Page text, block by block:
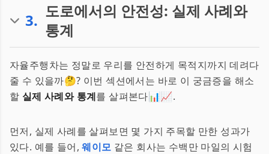
3. 도로에서의 안전성: 실제 사례와
통계
자율주행차는 정말로 우리를 안전하게 목적지까지 데려다
줄 수 있을까🤔? 이번 섹션에서는 바로 이 궁금증을 해소
할 실제 사례와 통계를 살펴본다📊📈.
먼저, 실제 사례를 살펴보면 몇 가지 주목할 만한 성과가
있다. 예를 들어,웨이모 같은 회사는 수백만 마일의 시험